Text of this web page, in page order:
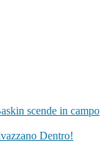
scende in campo
Dentro!